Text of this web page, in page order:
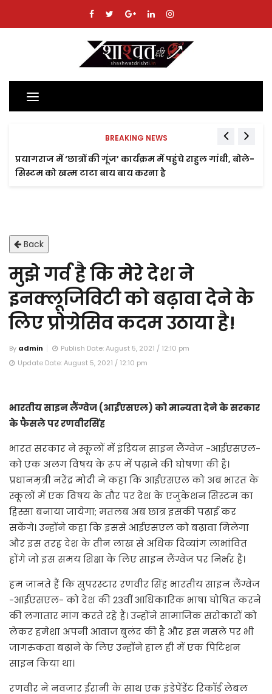
Toggle
navigation
BREAKING NEWS
प्रयागराज में ‘छात्रों की गूंज’ कार्यक्रम में पहुंचे राहुल गांधी, बोले-
सिस्टम को खत्म टाटा बाय बाय करना है
Back
मुझे गर्व है कि मेरे देश ने
इनक्लूजिविटी को बढ़ावा देने के
लिए प्रोग्रेसिव कदम उठाया है!
By admin
Publish Date: August 5, 2021 / 12:10 pm
Update Date: August 5, 2021 / 12:10 pm
भारतीय साइन लैंग्वेज (आईएसएल) को मान्यता देने के सरकार
के फैसले पर रणवीरसिंह
भारत सरकार ने स्कूलों में इंडियन साइन लैंग्वेज -आईएसएल-
को एक अलग विषय के रूप में पढ़ाने की घोषणा की है।
प्रधानम़त्री नरेंद्र मोदी ने कहा कि आईएसएल को अब भारत के
स्कूलों में एक विषय के तौर पर देश के एजुकेशन सिस्टम का
हिस्सा बनाया जायेगा; मतलब अब छात्र इसकी पढ़ाई कर
सकेंगे। उन्होंने कहा कि इससे आईएसएल को बढ़ावा मिलेगा
और इस तरह देश के तीन लाख से अधिक दिव्यांग लाभांवित
होंगे जो इस समय शिक्षा के लिए साइन लैंग्वेज पर निर्भर हैं।
हम जानते हैं कि सुपरस्टार रणवीर सिंह भारतीय साइन लैंग्वेज
-आईएसएल- को देश की 23वीं आधिकारिक भाषा घोषित करने
की लगातार मांग करते रहे हैं। उन्होंने सामाजिक सरोकारों को
लेकर हमेशा अपनी आवाज बुलंद की है और इस मसले पर भी
जागरुकता बढ़ाने के लिए उन्होंने हाल ही में एक पिटिशन
साइन किया था।
रणवीर ने नवजार ईरानी के साथ एक इंडेपेंडेंट रिकॉर्ड लेबल